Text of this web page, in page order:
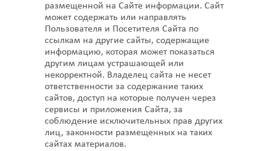
размещенной на Сайте информации. Сайт
может содержать или направлять
Пользователя и Посетителя Сайта по
ссылкам на другие сайты, содержащие
информацию, которая может показаться
другим лицам устрашающей или
некорректной. Владелец сайта не несет
ответственности за содержание таких
сайтов, доступ на которые получен через
сервисы и приложения Сайта, за
соблюдение исключительных прав других
лиц, законности размещенных на таких
сайтах материалов.